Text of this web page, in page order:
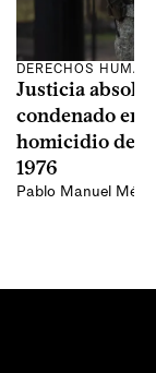
DERECHOS
Justicia
condenado en
homicidio de
1976
Pablo Manuel